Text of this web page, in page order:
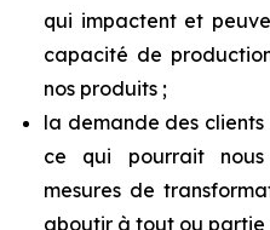
qui impactent et
capacité de
nos produits ;
la demande des
ce qui pourrait
mesures de
aboutir à tout ou partie